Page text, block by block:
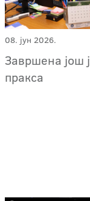
08. јун 2026.
Завршена још
пракса